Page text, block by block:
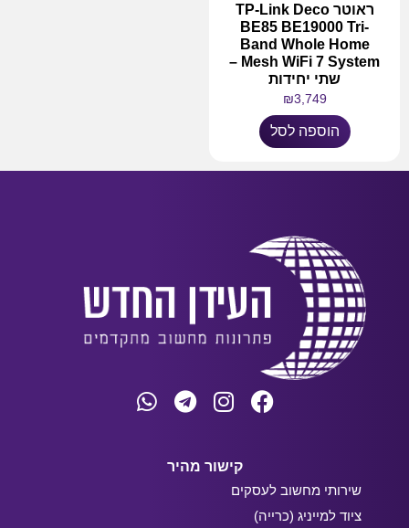
ראוטר TP-Link Deco
BE85 BE19000 Tri-
Band Whole Home
Mesh WiFi 7 System –
שתי יחידות
₪3,749
הוספה לסל
קישור מהיר
שירותי מחשוב לעסקים
ציוד למייניג (כרייה)